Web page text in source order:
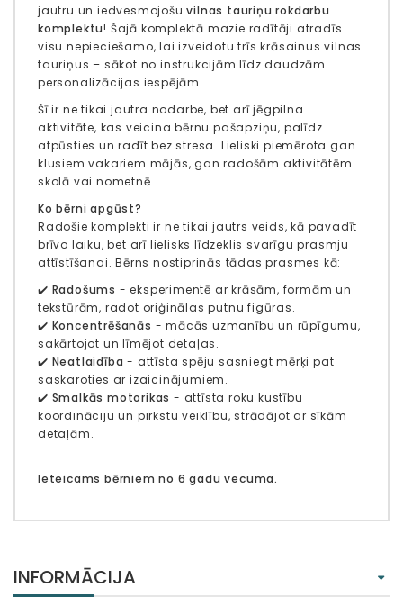
jautru un iedvesmojošuvilnas tauriņu rokdarbu
komplektu! Šajā komplektā mazie radītāji atradīs
visu nepieciešamo, lai izveidotu trīs krāsainus vilnas
tauriņus – sākot no instrukcijām līdz daudzām
personalizācijas iespējām.
Šī ir ne tikai jautra nodarbe, bet arī jēgpilna
aktivitāte, kas veicina bērnu pašapziņu, palīdz
atpūsties un radīt bez stresa. Lieliski piemērota gan
klusiem vakariem mājās, gan radošām aktivitātēm
skolā vai nometnē.
Ko bērni apgūst?
Radošie komplekti ir ne tikai jautrs veids, kā pavadīt
brīvo laiku, bet arī lielisks līdzeklis svarīgu prasmju
attīstīšanai. Bērns nostiprinās tādas prasmes kā:
✔️ Radošums - eksperimentē ar krāsām, formām un
tekstūrām, radot oriģinālas putnu figūras.
✔️ Koncentrēšanās - mācās uzmanību un rūpīgumu,
sakārtojot un līmējot detaļas.
✔️ Neatlaidība - attīsta spēju sasniegt mērķi pat
saskaroties ar izaicinājumiem.
✔️ Smalkās motorikas - attīsta roku kustību
koordināciju un pirkstu veiklību, strādājot ar sīkām
detaļām.
Ieteicams bērniem no 6 gadu vecuma.
INFORMĀCIJA